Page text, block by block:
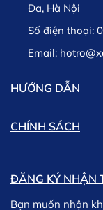
Lưu ý: Trường
hàng chúng tôi
chờ hàng.
Đa, Hà Nội
Số điện thoại:
Email:
HƯỚNG DẪN
CHÍNH SÁCH
ĐĂNG KÝ NHẬN
Bạn muốn nhận